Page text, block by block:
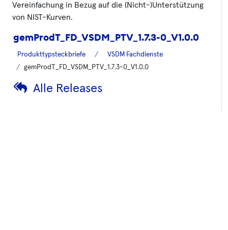
Vereinfachung in Bezug auf die (Nicht-)Unterstützung
von NIST-Kurven.
gemProdT_FD_VSDM_PTV_1.7.3-0_V1.0.0
Produkttypsteckbriefe
VSDM Fachdienste
gemProdT_FD_VSDM_PTV_1.7.3-0_V1.0.0
Alle Releases